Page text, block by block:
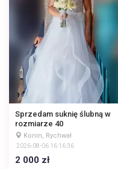
Sprzedam suknię ślubną w
rozmiarze 40
Konin, Rychwał
2026-08-06 16:16:36
2 000 zł